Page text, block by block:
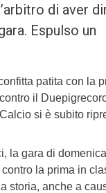
di aver
Espulso un
patita con la
il
si è subito
la gara di
la prima in
storia, anche a